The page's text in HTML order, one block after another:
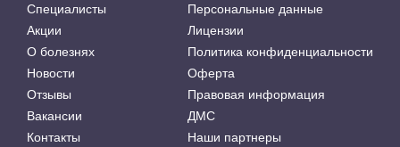
Специалисты
Акции
О болезнях
Новости
Отзывы
Вакансии
Контакты
Персональные данные
Лицензии
Политика конфиденциальности
Оферта
Правовая информация
ДМС
Наши партнеры